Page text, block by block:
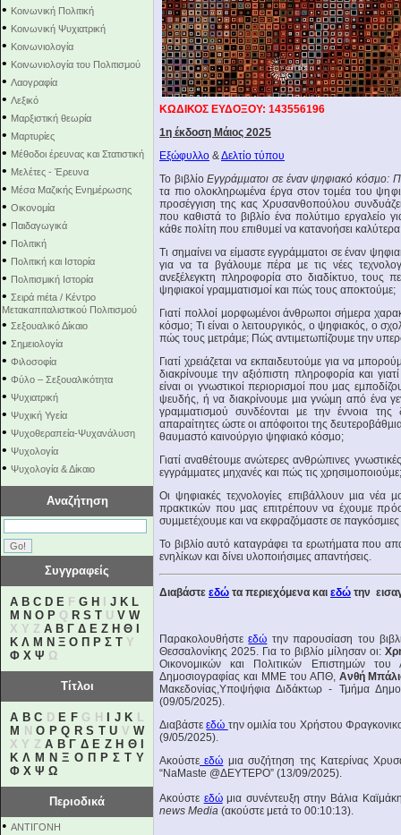
• Κοινωνική Πολιτική
• Κοινωνική Ψυχιατρική
• Κοινωνιολογία
• Κοινωνιολογία του Πολιτισμού
• Λαογραφία
• Λεξικό
• Μαρξιστική θεωρία
• Μαρτυρίες
• Μέθοδοι έρευνας και Στατιστική
• Μελέτες - Έρευνα
• Μέσα Μαζικής Ενημέρωσης
• Οικονομία
• Παιδαγωγικά
• Πολιτική
• Πολιτική και Ιστορία
• Πολιτισμική Ιστορία
• Σειρά mέta / Κέντρο
Μετακαπιταλιστικού Πολιτισμού
• Σεξουαλικό Δίκαιο
• Σημειολογία
• Φιλοσοφία
• Φύλο – Σεξουαλικότητα
• Ψυχιατρική
• Ψυχική Υγεία
• Ψυχοθεραπεία-Ψυχανάλυση
• Ψυχολογία
• Ψυχολογία & Δίκαιο
Αναζήτηση
Συγγραφείς
A B C D E F G H J K L
M N O P Q R S T U V W
X Y Z Α Β Γ Δ Ε Ζ Η Θ
Κ Λ Μ Ν Ξ Ο Π Ρ Σ Τ Υ
Φ Χ Ψ Ω
Τίτλοι
A B C D E FG H J K L
M
N O P Q R S T U V W
X Y ZΑ Β Γ Δ Ε Ζ Η Θ
Κ Λ Μ Ν Ξ Ο Π Ρ Σ Τ Υ
Φ Χ Ψ Ω
Περιοδικά
• ΑΝΤΙΓΟΝΗ
ΚΩΔΙΚΟΣ ΕΥΔΟΞΟΥ: 143556196
1η έκδοση Μάιος 2025
Εξώφυλλο &Δελτίο τύπου
Το βιβλίοΕγγράµµατοι σε έναν ψηφιακό κόσµο:
τα πιο ολοκληρωµένα έργα στον τοµέα του
προσέγγιση της κας Χρυσανθοπούλου
που καθιστά το βιβλίο ένα πολύτιµο εργαλείο
κάθε πολίτη που επιθυµεί να κατανοήσει
Τι σηµαίνει να είµαστε εγγράµµατοι σε έναν
για να τα βγάλουµε πέρα µε τις νέες
ανεξέλεγκτη πληροφορία στο διαδίκτυο, τους
ψηφιακοί γραµµατισµοί και πώς τους αποκτούµε;
Γιατί πολλοί µορφωµένοι άνθρωποι σήµερα
κόσµο; Τι είναι ο λειτουργικός, ο ψηφιακός, ο
πώς τους µετράµε; Πώς αντιµετωπίζουµε την
Γιατί χρειάζεται να εκπαιδευτούµε για να
διακρίνουµε την αξιόπιστη πληροφορία και
είναι οι γνωστικοί περιορισµοί που µας
ψευδής, ή να διακρίνουµε µια γνώµη από ένα
γραµµατισµού συνδέονται µε την έννοια της
απαραίτητες ώστε οι απόφοιτοι της
θαυµαστό καινούργιο ψηφιακό κόσµο;
Γιατί αναθέτουµε ανώτερες ανθρώπινες
εγγράµµατες µηχανές και πώς τις
Οι ψηφιακές τεχνολογίες επιβάλλουν µια νέα
πρακτικών που µας επιτρέπουν να έχουµε
συµµετέχουµε και να εκφραζόµαστε σε παγκόσµιες
Το βιβλίο αυτό καταγράφει τα ερωτήµατα που
ενηλίκων και δίνει υλοποιήσιµες απαντήσεις.
Διαβάστε εδώ τα περιεχόμενα και εδώ την
Παρακολουθήστεεδώ την παρουσίαση του
Θεσσαλονίκης 2025. Για το βιβλίο μίλησαν οι:
Οικονομικών και Πολιτικών Επιστημών
Δημοσιογραφίας και ΜΜΕ του ΑΠΘ, Ανθή
Μακεδονίας,Υποψήφια Διδάκτωρ - Τμήμα
(09/05/2025).
Διαβάστεεδώ την ομιλία του Χρήστου
(9/05/2025).
Ακούστε εδώ μια συζήτηση της Κατερίνας
“NaMaste @ΔΕΥΤΕΡΟ” (13/09/2025).
Ακούστε εδώμια συνέντευξη στην Βάλια
news Media (ακούστε μετά το 00:10:13).